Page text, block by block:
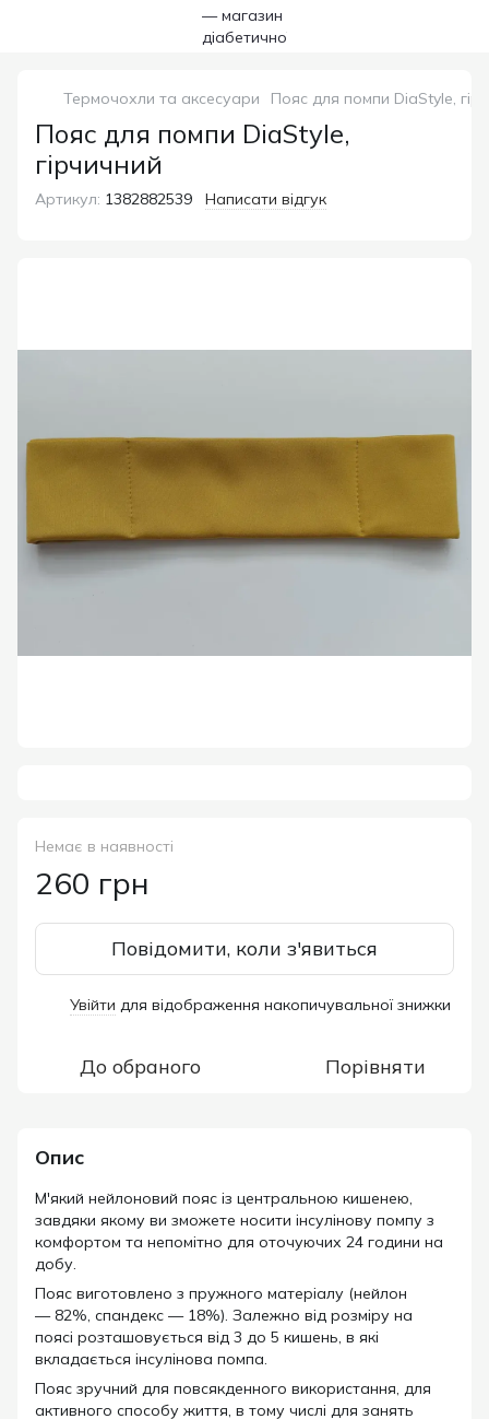
Термочохли та аксесуари Пояс для помпи DiaStyle,
Пояс для помпи DiaStyle,
гірчичний
Артикул: 1382882539 Написати відгук
Немає в наявності
260 грн
Повідомити, коли з'явиться
Увійти для відображення накопичувальної знижки
До обраного Порівняти
Опис
М'який нейлоновий пояс із центральною кишенею,
завдяки якому ви зможете носити інсулінову помпу з
комфортом та непомітно для оточуючих 24 години на
добу.
Пояс виготовлено з пружного матеріалу (нейлон
— 82%, спандекс — 18%). Залежно від розміру на
поясі розташовується від 3 до 5 кишень, в які
вкладається інсулінова помпа.
Пояс зручний для повсякденного використання, для
активного способу життя, в тому числі для занять